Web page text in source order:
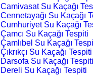
Camivasat Su Kaçağı
Cennetayağı Su Kaçağı
Cumhuriyet Su Kaçağı
Çamcı Su Kaçağı Tespiti
Çamlıbel Su Kaçağı
Çıkrıkçı Su Kaçağı Tespiti
Darsofa Su Kaçağı Tespiti
Dereli Su Kaçağı Tespiti